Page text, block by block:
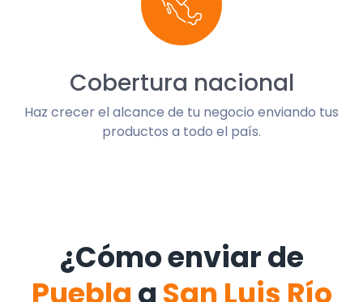
Cobertura nacional
Haz crecer el alcance de tu negocio enviando tus
productos a todo el país.
¿Cómo enviar de
Puebla a San Luis Río